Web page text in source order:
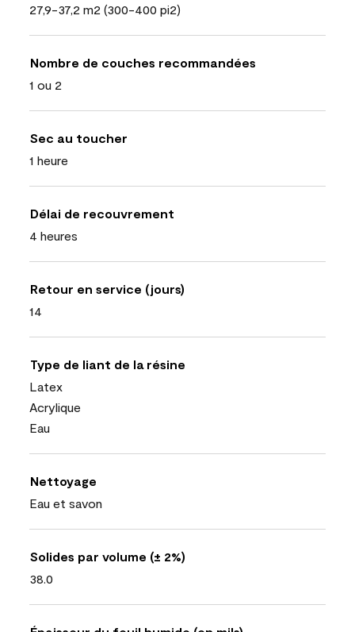
27,9-37,2 m2 (300-400 pi2)
Nombre de couches recommandées
1 ou 2
Sec au toucher
1 heure
Délai de recouvrement
4 heures
Retour en service (jours)
14
Type de liant de la résine
Latex
Acrylique
Eau
Nettoyage
Eau et savon
Solides par volume (± 2%)
38.0